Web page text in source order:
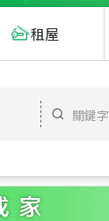
租屋